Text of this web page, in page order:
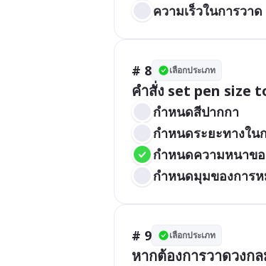
ความเร็วในการวาด
# 8 เลือกประเภท
คำสั่ง set pen size
กำหนดสีปากกา
กำหนดระยะทางใน
กำหนดความหนาขอ
กำหนดมุมของการ
# 9 เลือกประเภท
หากต้องการวาดวงก